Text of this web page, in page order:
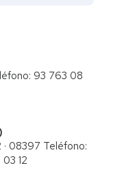
93 763 08
08397 Teléfono:
12